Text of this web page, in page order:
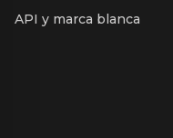
API y marca blanca